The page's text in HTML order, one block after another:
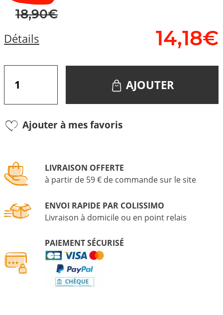
18,90€
Détails
14,18€
AJOUTER
Ajouter à mes favoris
LIVRAISON OFFERTE
à partir de 59 € de commande sur le site
ENVOI RAPIDE PAR COLISSIMO
Livraison à domicile ou en point relais
PAIEMENT SÉCURISÉ